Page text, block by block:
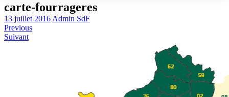
carte-fourrageres
13 juillet 2016 Admin SdF
Previous
Suivant